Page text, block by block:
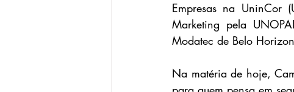
Empresas na UninCor
Marketing pela
Modatec de Belo
Na matéria de hoje,